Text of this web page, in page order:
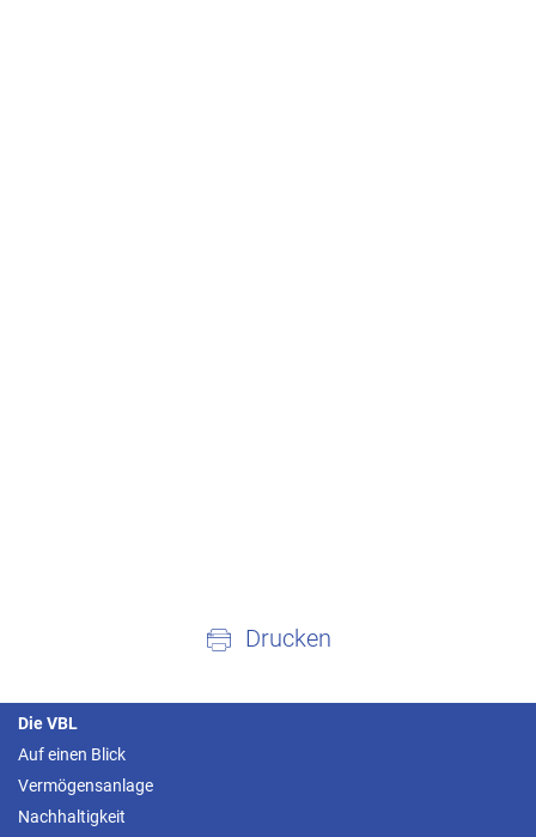
Drucken
Die VBL
Auf einen Blick
Vermögensanlage
Nachhaltigkeit